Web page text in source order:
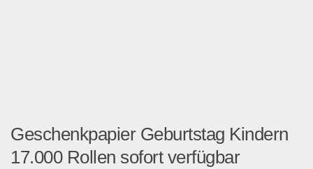
Geschenkpapier Geburtstag Kindern
17.000 Rollen sofort verfügbar